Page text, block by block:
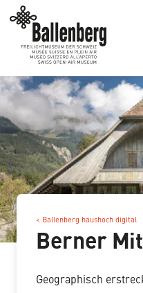
< Ballenberg haushoch digital
Berner
Geographisch